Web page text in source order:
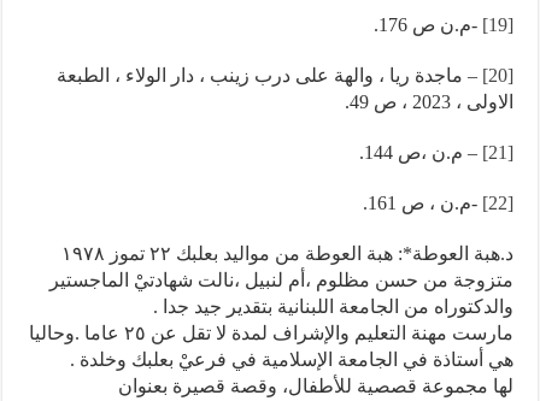
[19] -م.ن ص 176.
[20]
– ماجدة ريا ، والهة على درب زينب ، دار الولاء ، الطبعة
الاولى ، 2023 ، ص 49.
[21] – م.ن ،ص 144.
[22] -م.ن ، ص 161.
د.هبة العوطة*: هبة العوطة من مواليد بعلبك ٢٢ تموز ١٩٧٨
متزوجة من حسن مظلوم ،أم لنبيل ،نالت شهادتيْ الماجستير
والدكتوراه من الجامعة اللبنانية بتقدير جيد جدا .
مارست مهنة التعليم والإشراف لمدة لا تقل عن ٢٥ عاما .وحاليا
هي أستاذة في الجامعة الإسلامية في فرعيْ بعلبك وخلدة .
لها مجموعة قصصية للأطفال، وقصة قصيرة بعنوان